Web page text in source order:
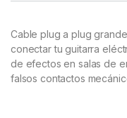
Cable plug a plug
conectar tu guitarra
de efectos en salas de
falsos contactos